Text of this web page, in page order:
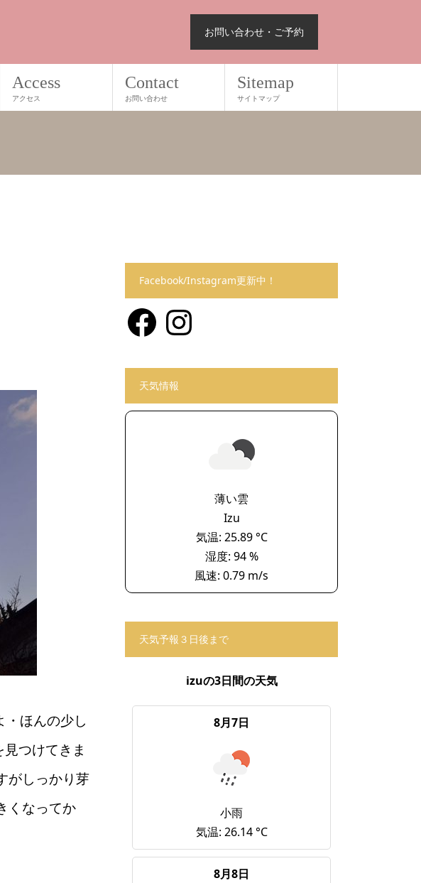
お問い合わせ・ご予約
Access
アクセス
Contact
お問い合わせ
Sitemap
サイトマップ
ほんの少し
つけてきま
がしっかり芽
くなってか
Facebook/Instagram更新中！
FacebookInstagram
天気情報
薄い雲
Izu
気温: 25.89 °C
湿度: 94 %
風速: 0.79 m/s
天気予報３日後まで
izuの3日間の天気
8月7日
小雨
気温: 26.14 °C
8月8日